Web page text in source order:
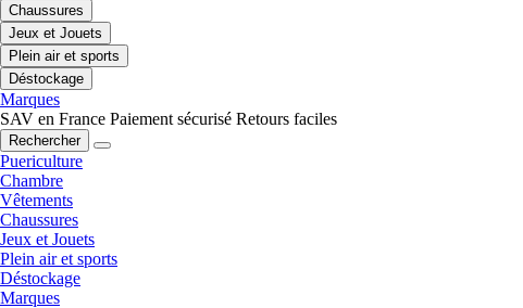
Chaussures
Jeux et Jouets
Plein air et sports
Déstockage
Marques
SAV en France Paiement sécurisé Retours faciles
Rechercher
Puericulture
Chambre
Vêtements
Chaussures
Jeux et Jouets
Plein air et sports
Déstockage
Marques